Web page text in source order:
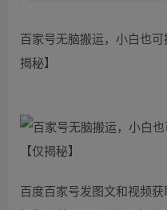
百家号无脑搬运，小白也
揭秘】
百度百家号发图文和视频